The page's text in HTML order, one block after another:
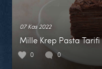
07 Kas 2022
Mille Krep Pasta Tarifi
0 0